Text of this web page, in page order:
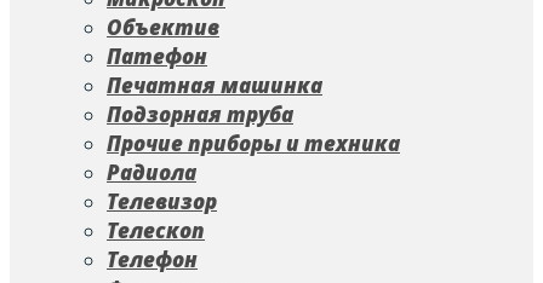
Объектив
Патефон
Печатная машинка
Подзорная труба
Прочие приборы и техника
Радиола
Телевизор
Телескоп
Телефон